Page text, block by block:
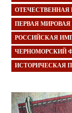
ОТЕЧЕСТВЕННАЯ
ПЕРВАЯ
РОССИЙСКАЯ
ЧЕРНОМОРСКИЙ
ИСТОРИЧЕСКАЯ